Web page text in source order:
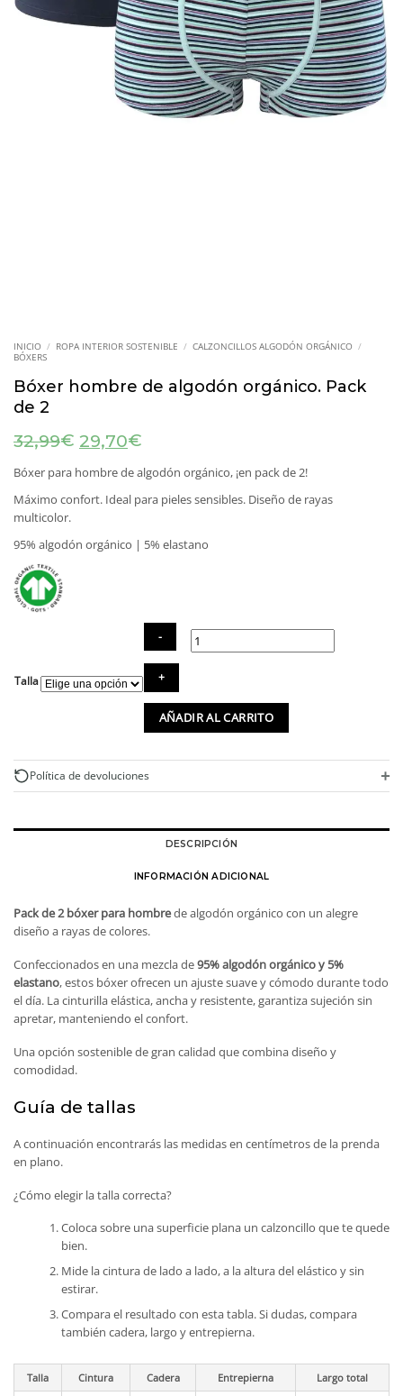
INICIO / ROPA INTERIOR SOSTENIBLE / CALZONCILLOS ALGODÓN ORGÁNICO /
BÓXERS
Bóxer hombre de algodón orgánico. Pack
de 2
32,99€ El
precio
original
era:
32,99€.
29,70€
actual
29,70€.
Bóxer para hombre de algodón orgánico, ¡en pack de 2!
Máximo confort. Ideal para pieles sensibles. Diseño de rayas
multicolor.
95% algodón orgánico | 5% elastano
Talla
de
algodón
orgánico.
2
AÑADIR AL CARRITO
Política de devoluciones +
DESCRIPCIÓN
INFORMACIÓN ADICIONAL
Pack de 2 bóxer para hombrede algodón orgánico con un alegre
diseño a rayas de colores.
Confeccionados en una mezcla de95% algodón orgánico y 5%
elastano, estos bóxer ofrecen un ajuste suave y cómodo durante todo
el día. La cinturilla elástica, ancha y resistente, garantiza sujeción sin
apretar, manteniendo el confort.
Una opción sostenible de gran calidad que combina diseño y
comodidad.
Guía de tallas
A continuación encontrarás las medidas en centímetros de la prenda
en plano.
¿Cómo elegir la talla correcta?
Coloca sobre una superficie plana un calzoncillo que te quede
bien.
Mide la cintura de lado a lado, a la altura del elástico y sin
estirar.
Compara el resultado con esta tabla. Si dudas, compara
también cadera, largo y entrepierna.
Talla Cintura Cadera Entrepierna Largo total